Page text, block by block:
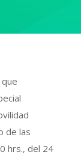
de las
hrs., del 24